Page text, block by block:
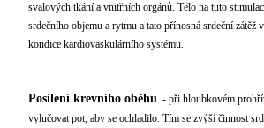
svalových tkání a vnitřních orgánů. Tělo na tuto
srdečního objemu a rytmu a tato přínosná srdeční zátěž
kondice kardiovaskulárního systému.
Posílení krevního oběhu - při hloubkovém
vylučovat pot, aby se ochladilo. Tím se zvýší činnost